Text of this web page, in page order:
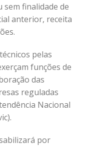
finalidade de
anterior, receita
pelas
funções de
das
reguladas
Nacional
por